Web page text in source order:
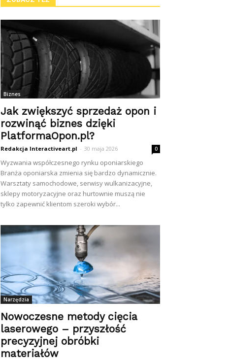
Biznes
Jak zwiększyć sprzedaż opon i
rozwinąć biznes dzięki
PlatformaOpon.pl?
Redakcja Interactiveart.pl - 30 maja 2026 0
Wyzwania współczesnego rynku oponiarskiego
Branża oponiarska zmienia się bardzo dynamicznie.
Warsztaty samochodowe, serwisy wulkanizacyjne,
sklepy motoryzacyjne oraz hurtownie muszą nie
tylko zapewnić klientom szeroki wybór...
Narzędzia
Nowoczesne metody cięcia
laserowego – przyszłość
precyzyjnej obróbki
materiałów